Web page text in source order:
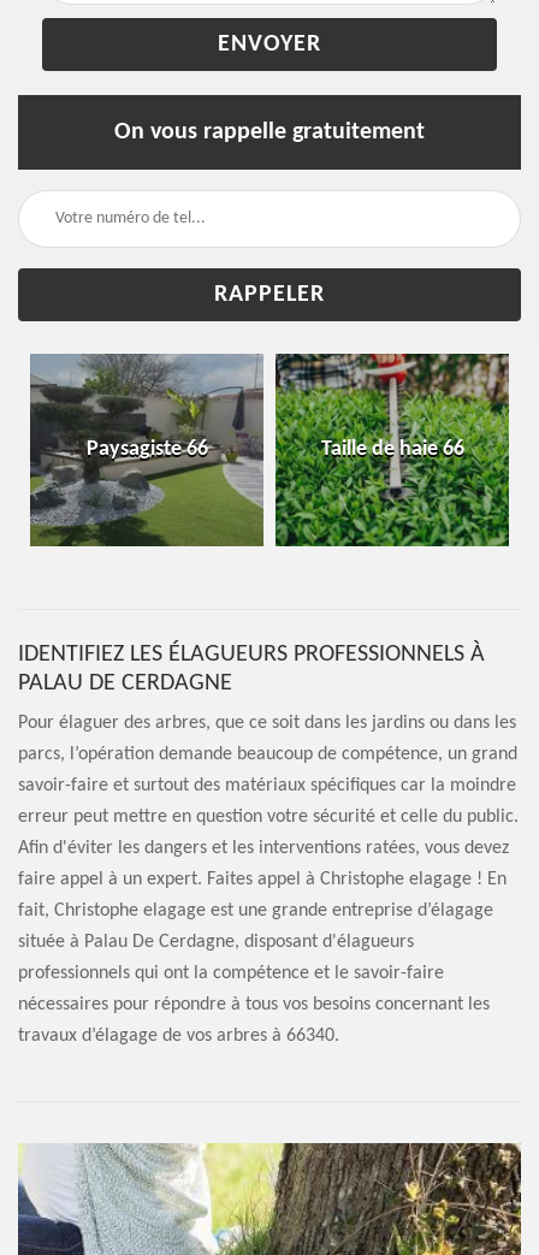
On vous rappelle gratuitement
Paysagiste 66 Taille de haie 66
IDENTIFIEZ LES ÉLAGUEURS PROFESSIONNELS À
PALAU DE CERDAGNE
Pour élaguer des arbres, que ce soit dans les jardins ou dans les
parcs, l’opération demande beaucoup de compétence, un grand
savoir-faire et surtout des matériaux spécifiques car la moindre
erreur peut mettre en question votre sécurité et celle du public.
Afin d'éviter les dangers et les interventions ratées, vous devez
faire appel à un expert. Faites appel à Christophe elagage ! En
fait, Christophe elagage est une grande entreprise d’élagage
située à Palau De Cerdagne, disposant d'élagueurs
professionnels qui ont la compétence et le savoir-faire
nécessaires pour répondre à tous vos besoins concernant les
travaux d’élagage de vos arbres à 66340.